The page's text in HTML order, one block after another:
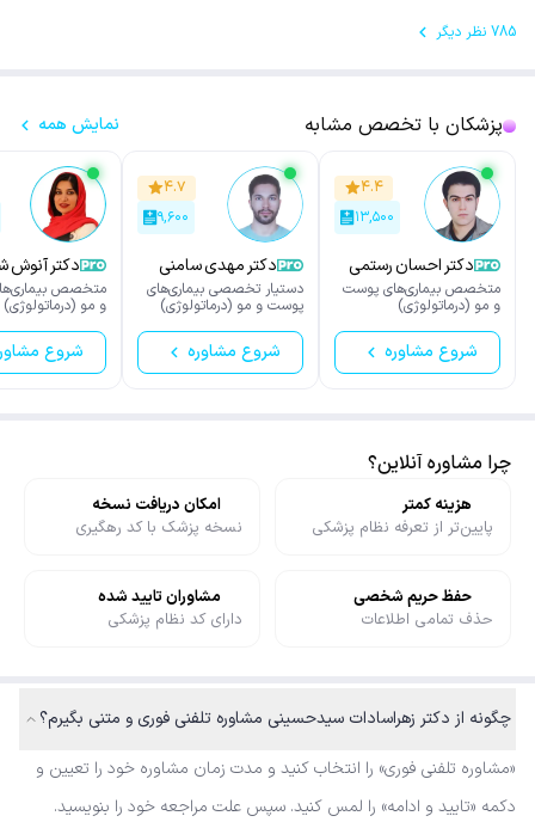
785 نظر دیگر
پزشکان با تخصص مشابه نمایش همه
۴.۴
۱۳,۵۰۰
دکتر احسان رستمی
متخصص بیماری‌های پوست
و مو (درماتولوژی)
شروع مشاوره
۴.۷
۹,۶۰۰
دکتر مهدی سامنی
دستیار تخصصی بیماری‌های
پوست و مو (درماتولوژی)
شروع مشاوره
دکتر آنوش
متخصص
و مو (درماتولوژی)
شروع
چرا مشاوره آنلاین؟
هزینه کمتر
پایین‌تر از تعرفه نظام پزشکی
امکان دریافت نسخه
نسخه پزشک با کد رهگیری
حفظ حریم شخصی
حذف تمامی اطلاعات
مشاوران تایید شده
دارای کد نظام پزشکی
چگونه از دکتر زهراسادات سیدحسینی مشاوره تلفنی فوری و متنی بگیرم؟
«مشاوره تلفنی فوری» را انتخاب کنید و مدت زمان مشاوره خود را تعیین و
دکمه «تایید و ادامه» را لمس کنید. سپس علت مراجعه خود را بنویسید.